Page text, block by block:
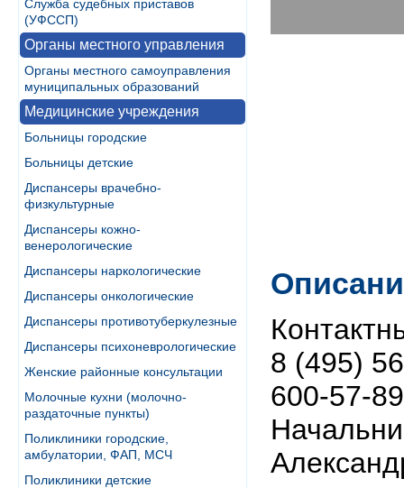
Служба судебных приставов
(УФССП)
Органы местного управления
Органы местного самоуправления
муниципальных образований
Медицинские учреждения
Больницы городские
Больницы детские
Диспансеры врачебно-
физкультурные
Диспансеры кожно-
венерологические
Диспансеры наркологические
Диспансеры онкологические
Диспансеры противотуберкулезные
Диспансеры психоневрологические
Женские районные консультации
Молочные кухни (молочно-
раздаточные пункты)
Поликлиники городские,
амбулатории, ФАП, МСЧ
Поликлиники детские
8 (495)
600-57-89